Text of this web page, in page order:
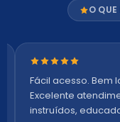
O
Nota 5 de 5
Fácil acesso. Bem
Excelente
instruídos,